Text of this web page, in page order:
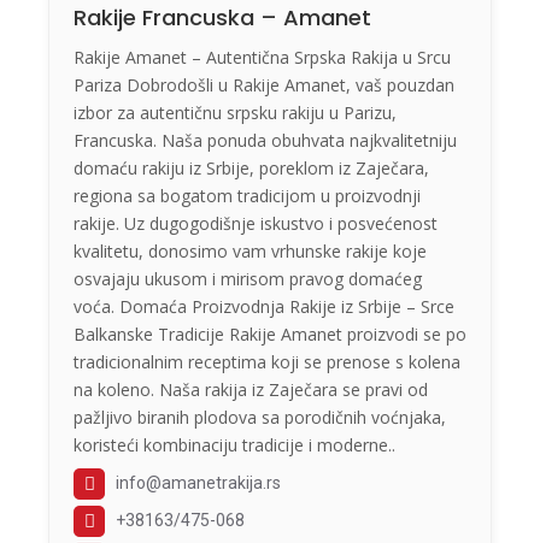
Rakije Francuska – Amanet
Rakije Amanet – Autentična Srpska Rakija u Srcu
Pariza Dobrodošli u Rakije Amanet, vaš pouzdan
izbor za autentičnu srpsku rakiju u Parizu,
Francuska. Naša ponuda obuhvata najkvalitetniju
domaću rakiju iz Srbije, poreklom iz Zaječara,
regiona sa bogatom tradicijom u proizvodnji
rakije. Uz dugogodišnje iskustvo i posvećenost
kvalitetu, donosimo vam vrhunske rakije koje
osvajaju ukusom i mirisom pravog domaćeg
voća. Domaća Proizvodnja Rakije iz Srbije – Srce
Balkanske Tradicije Rakije Amanet proizvodi se po
tradicionalnim receptima koji se prenose s kolena
na koleno. Naša rakija iz Zaječara se pravi od
pažljivo biranih plodova sa porodičnih voćnjaka,
koristeći kombinaciju tradicije i moderne..
info@amanetrakija.rs
+38163/475-068